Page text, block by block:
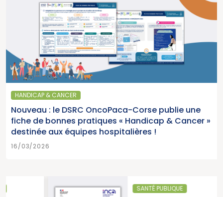
HANDICAP & CANCER
Nouveau : le DSRC OncoPaca-Corse publie une
fiche de bonnes pratiques « Handicap & Cancer »
destinée aux équipes hospitalières !
16/03/2026
SANTÉ PUBLIQUE